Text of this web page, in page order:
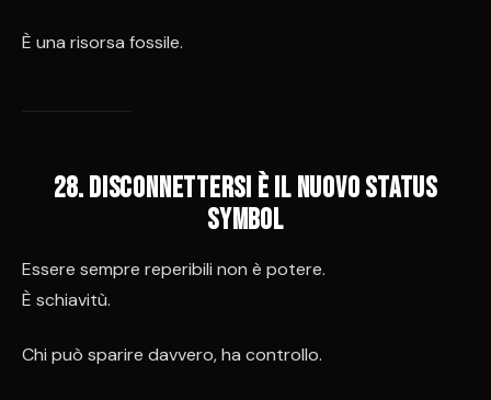
È una risorsa fossile.
28. Disconnettersi è il nuovo status
symbol
Essere sempre reperibili non è potere.
È schiavitù.
Chi può sparire davvero, ha controllo.